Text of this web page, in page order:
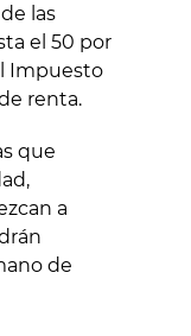
las
el 50 por
Impuesto
renta.
que
a
de